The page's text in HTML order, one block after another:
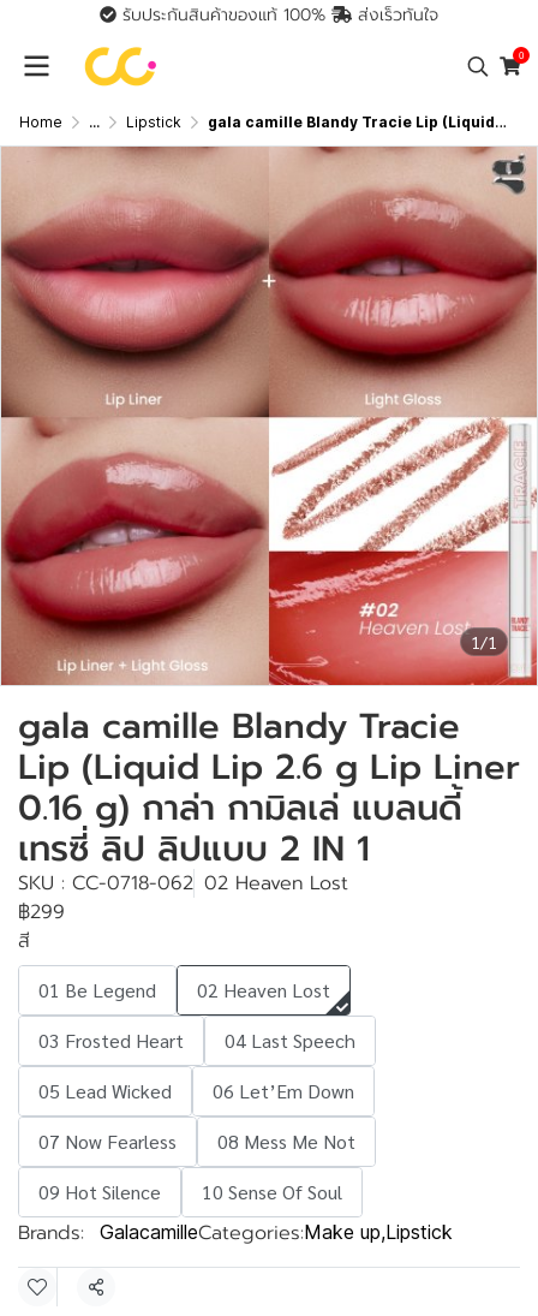
รับประกันสินค้าของแท้ 100% ส่งเร็วทันใจ
0
Home ... Lipstick gala camille Blandy Tracie Lip (Liquid Lip 2.6 g Lip Liner 0.16 g) กาล่า กามิลเล่ แบลนดี้ เทรซี่ ลิป ลิปแบบ 2 IN 1
1/1
gala camille Blandy Tracie
Lip (Liquid Lip 2.6 g Lip Liner
0.16 g) กาล่า กามิลเล่ แบลนดี้
เทรซี่ ลิป ลิปแบบ 2 IN 1
SKU : CC-0718-062 02 Heaven Lost
฿299
สี
01 Be Legend
02 Heaven Lost
03 Frosted Heart
04 Last Speech
05 Lead Wicked
06 Let’Em Down
07 Now Fearless
08 Mess Me Not
09 Hot Silence
10 Sense Of Soul
Brands: GalacamilleCategories:Make up,Lipstick
Share